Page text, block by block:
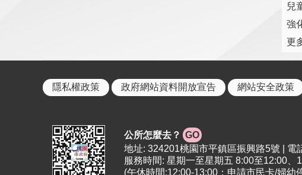
兒
強
更
隱私權政策 政府網站資料開放宣告 網站安全政策
公所怎麼去？
GO
地址: 324201桃園市平鎮區振興路5號 |
服務時間: 星期一至星期五 8:00至12:00、
(午休時間:12:00-13:00；申請市民卡/婦